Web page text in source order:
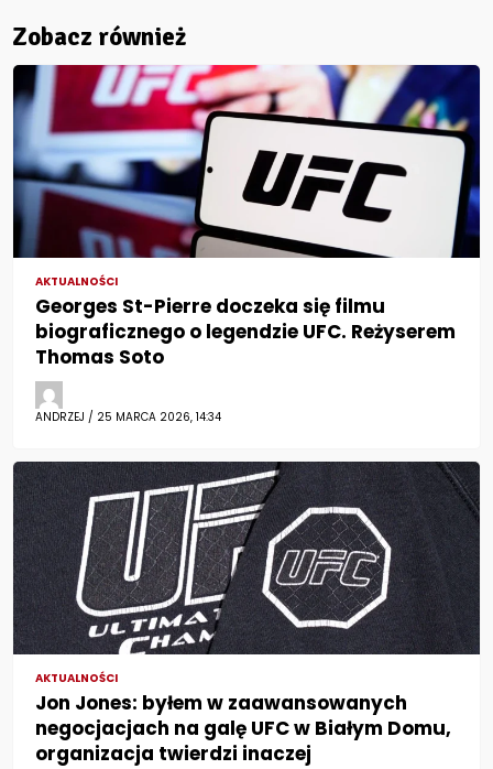
Zobacz również
AKTUALNOŚCI
Georges St-Pierre doczeka się filmu
biograficznego o legendzie UFC. Reżyserem
Thomas Soto
ANDRZEJ / 25 MARCA 2026, 14:34
AKTUALNOŚCI
Jon Jones: byłem w zaawansowanych
negocjacjach na galę UFC w Białym Domu,
organizacja twierdzi inaczej